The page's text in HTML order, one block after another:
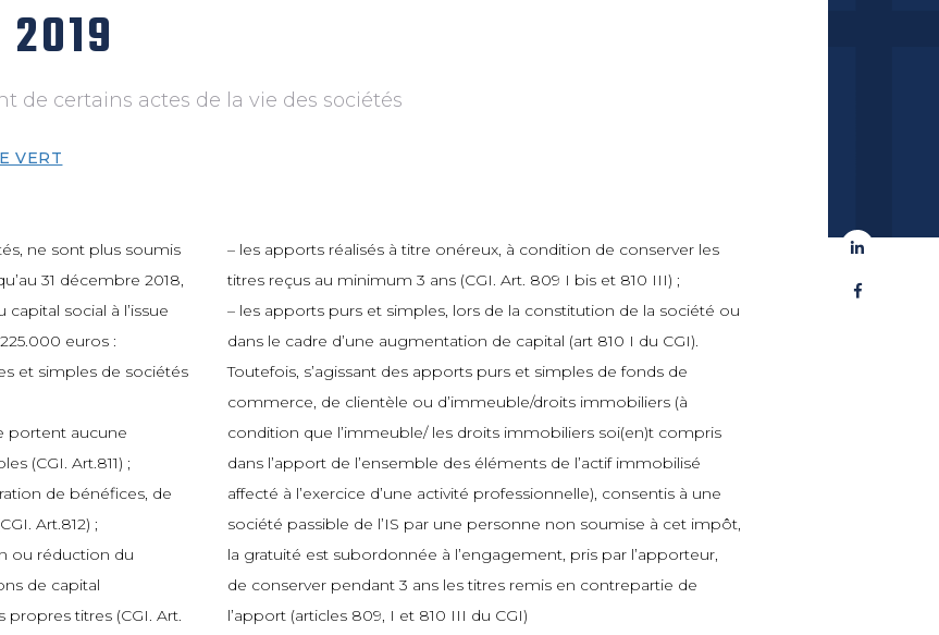
de certains actes de la vie des sociétés
VERT
ne sont plus soumis
31 décembre 2018,
social à l’issue
euros :
et simples de sociétés
portent aucune
(CGI. Art.811) ;
de bénéfices, de
Art.812) ;
ou réduction du
de capital
propres titres (CGI. Art.
– les apports réalisés à titre onéreux, à condition de conserver les
titres reçus au minimum 3 ans (CGI. Art. 809 I bis et 810 III) ;
– les apports purs et simples, lors de la constitution de la société ou
dans le cadre d’une augmentation de capital (art 810 I du CGI).
Toutefois, s’agissant des apports purs et simples de fonds de
commerce, de clientèle ou d’immeuble/droits immobiliers (à
condition que l’immeuble/ les droits immobiliers soi(en)t compris
dans l’apport de l’ensemble des éléments de l’actif immobilisé
affecté à l’exercice d’une activité professionnelle), consentis à une
société passible de l’IS par une personne non soumise à cet impôt,
la gratuité est subordonnée à l’engagement, pris par l’apporteur,
de conserver pendant 3 ans les titres remis en contrepartie de
l’apport (articles 809, I et 810 III du CGI)